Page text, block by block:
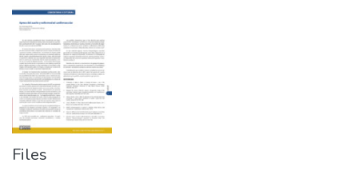
Files